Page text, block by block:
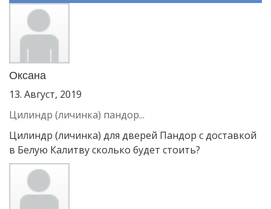
Оксана
13. Август, 2019
Цилиндр (личинка) пандор...
Цилиндр (личинка) для дверей Пандор с доставкой
в Белую Калитву сколько будет стоить?